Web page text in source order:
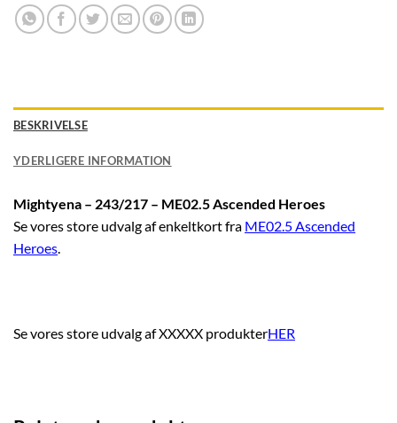
BESKRIVELSE
YDERLIGERE INFORMATION
Mightyena – 243/217 – ME02.5 Ascended Heroes
Se vores store udvalg af enkeltkort fra ME02.5 Ascended
Heroes.
Se vores store udvalg af XXXXX produkterHER